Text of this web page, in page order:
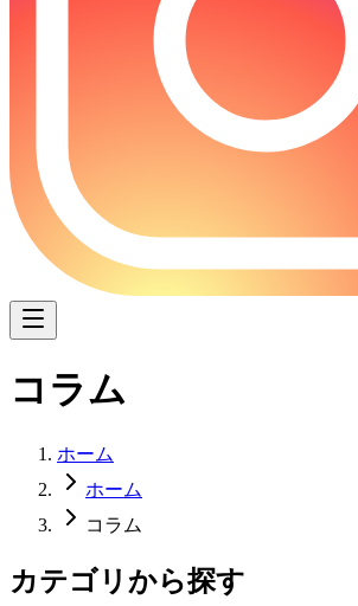
コラム
ホーム
ホーム
コラム
カテゴリから探す